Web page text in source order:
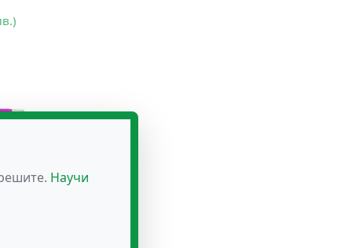
Научи